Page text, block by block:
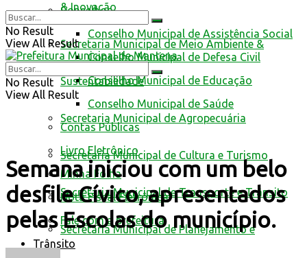
Conselhos
Conselho Municipal de Assistência Social
Conselho Municipal de Defesa Civil
Conselho Municipal de Educação
Conselho Municipal de Saúde
Contas Públicas
Livro Eletrônico
Minha Folha
Nota Fiscal Eletrônica
Fale com a prefeitura
Trânsito
& Inovação
Secretaria Municipal de Meio Ambiente &
Sustentabilidade
Secretaria Municipal de Agropecuária
Secretaria Municipal de Cultura e Turismo
Secretaria Municipal de Transporte e Trânsito
Secretaria Municipal de Planejamento e
No Result
View All Result
No Result
View All Result
Semana iniciou com um belo
desfile Cívico, apresentados
pelas Escolas do município.